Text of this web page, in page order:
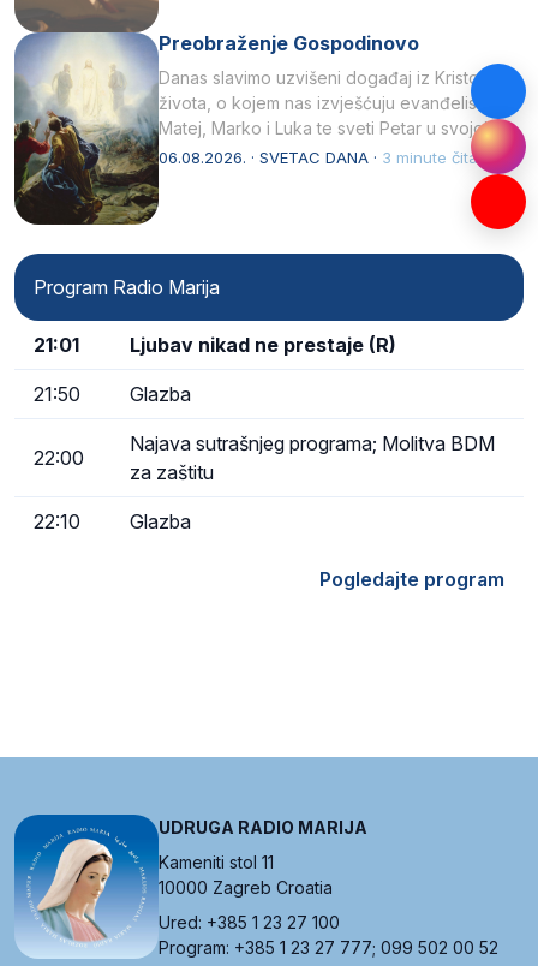
Preobraženje Gospodinovo
Danas slavimo uzvišeni događaj iz Kristova
života, o kojem nas izvješćuju evanđelisti
Matej, Marko i Luka te sveti Petar u svojoj
drugoj…
06.08.2026. · SVETAC DANA · 3 minute čitanja
Program Radio Marija
21:01 Ljubav nikad ne prestaje (R)
21:50 Glazba
22:00
Najava sutrašnjeg programa; Molitva BDM
za zaštitu
22:10 Glazba
Pogledajte program
UDRUGA RADIO MARIJA
Kameniti stol 11
10000 Zagreb Croatia
Ured: +385 1 23 27 100
Program: +385 1 23 27 777; 099 502 00 52